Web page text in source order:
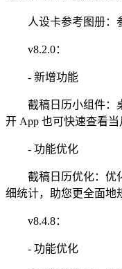
人设卡参考图册：参
v8.2.0：
- 新增功能
截稿日历小组件：桌
开 App 也可快速查看当
- 功能优化
截稿日历优化：优化
细统计，助您更全面地
v8.4.8：
- 功能优化